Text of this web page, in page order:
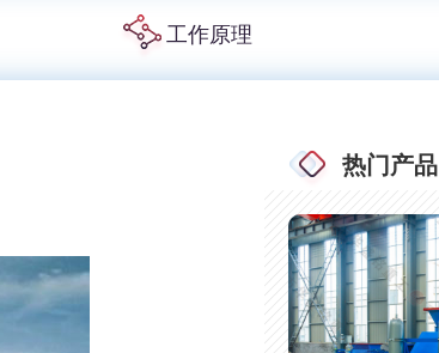
工作原理
热门产品